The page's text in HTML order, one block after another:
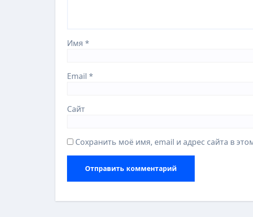
Имя *
Email *
Сайт
Сохранить моё имя, email и адрес сайта в